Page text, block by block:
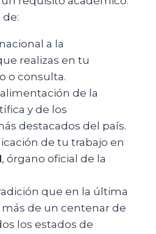
a la
realizas en tu
o consulta.
de la
y de los
destacados del país.
de tu trabajo en
, órgano oficial de la
que en la última
de un centenar de
los estados de